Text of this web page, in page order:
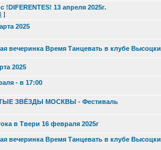
13 апреля 2025г.
]
2025
вечеринка Время Танцевать в клубе
2025
- в 17:00
ЗВЁЗДЫ МОСКВЫ - Фестиваль
в Твери 16 февраля 2025г
вечеринка Время Танцевать в клубе